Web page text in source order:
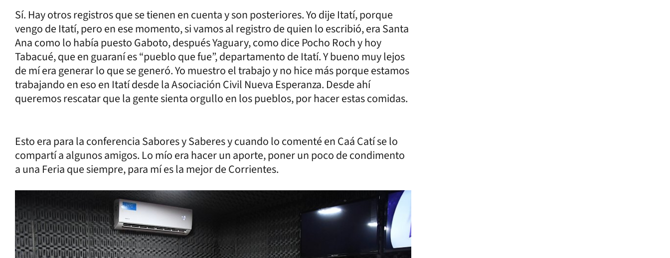
Sí. Hay otros registros que se tienen en cuenta y son posteriores. Yo dije Itatí, porque
vengo de Itatí, pero en ese momento, si vamos al registro de quien lo escribió, era Santa
Ana como lo había puesto Gaboto, después Yaguary, como dice Pocho Roch y hoy
Tabacué, que en guaraní es “pueblo que fue”, departamento de Itatí. Y bueno muy lejos
de mí era generar lo que se generó. Yo muestro el trabajo y no hice más porque estamos
trabajando en eso en Itatí desde la Asociación Civil Nueva Esperanza. Desde ahí
queremos rescatar que la gente sienta orgullo en los pueblos, por hacer estas comidas.
Esto era para la conferencia Sabores y Saberes y cuando lo comenté en Caá Catí se lo
compartí a algunos amigos. Lo mío era hacer un aporte, poner un poco de condimento
a una Feria que siempre, para mí es la mejor de Corrientes.